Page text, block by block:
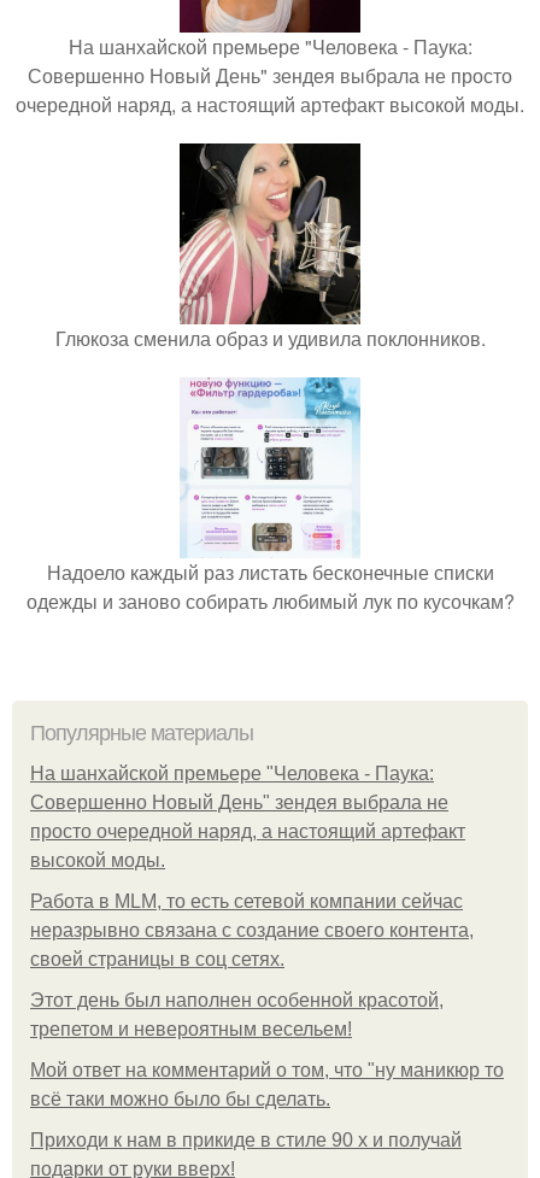
На шанхайской премьере "Человека - Паука:
Совершенно Новый День" зендея выбрала не просто
очередной наряд, а настоящий артефакт высокой моды.
Глюкоза сменила образ и удивила поклонников.
Надоело каждый раз листать бесконечные списки
одежды и заново собирать любимый лук по кусочкам?
Популярные материалы
На шанхайской премьере "Человека - Паука:
Совершенно Новый День" зендея выбрала не
просто очередной наряд, а настоящий артефакт
высокой моды.
Работа в MLM, то есть сетевой компании сейчас
неразрывно связана с создание своего контента,
своей страницы в соц сетях.
Этот день был наполнен особенной красотой,
трепетом и невероятным весельем!
Мой ответ на комментарий о том, что "ну маникюр то
всё таки можно было бы сделать.
Приходи к нам в прикиде в стиле 90 х и получай
подарки от руки вверх!